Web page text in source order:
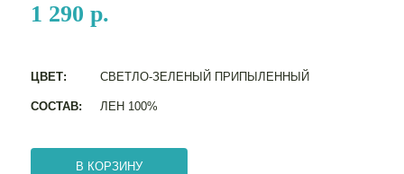
1 290 р.
ЦВЕТ: СВЕТЛО-ЗЕЛЕНЫЙ ПРИПЫЛЕННЫЙ
СОСТАВ: ЛЕН 100%
В КОРЗИНУ